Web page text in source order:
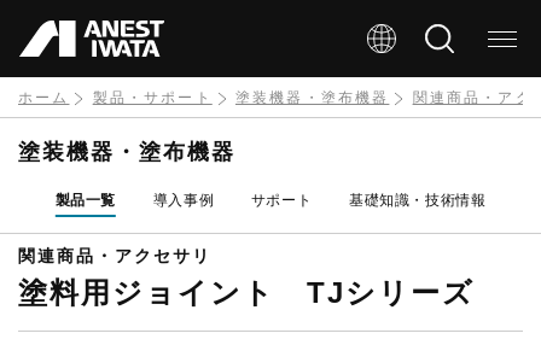
イ
ン
ン
ツ
に
ホーム 製品・サポート 塗装機器・塗布機器 関連商品・アク
関連商品・アクセサリ
塗料用ジョイント TJシリーズ
塗装機器・塗布機器
製品一覧 導入事例 サポート 基礎知識・技術情報